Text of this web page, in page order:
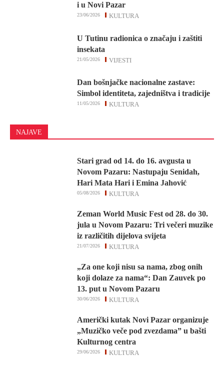
i u Novi Pazar
KULTURA
23/06/2026
U Tutinu radionica o značaju i zaštiti
insekata
VIJESTI
21/05/2026
Dan bošnjačke nacionalne zastave:
Simbol identiteta, zajedništva i tradicije
KULTURA
11/05/2026
NAJAVE
Stari grad od 14. do 16. avgusta u
Novom Pazaru: Nastupaju Senidah,
Hari Mata Hari i Emina Jahović
KULTURA
05/08/2026
Zeman World Music Fest od 28. do 30.
jula u Novom Pazaru: Tri večeri muzike
iz različitih dijelova svijeta
KULTURA
21/07/2026
„Za one koji nisu sa nama, zbog onih
koji dolaze za nama“: Dan Zauvek po
13. put u Novom Pazaru
KULTURA
30/06/2026
Američki kutak Novi Pazar organizuje
„Muzičko veče pod zvezdama” u bašti
Kulturnog centra
KULTURA
29/06/2026